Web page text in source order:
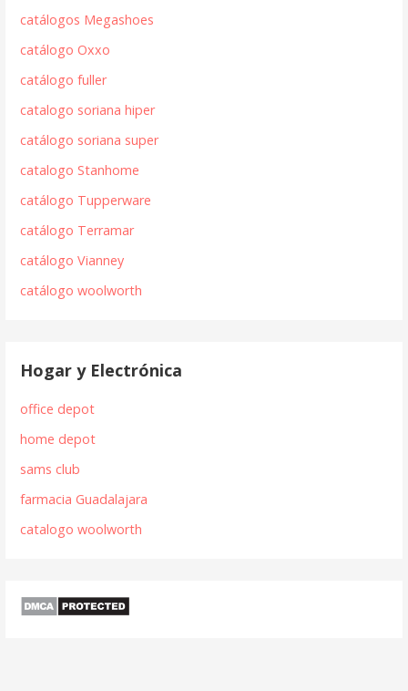
catálogos Megashoes
catálogo Oxxo
catálogo fuller
catalogo soriana hiper
catálogo soriana super
catalogo Stanhome
catálogo Tupperware
catálogo Terramar
catálogo Vianney
catálogo woolworth
Hogar y Electrónica
office depot
home depot
sams club
farmacia Guadalajara
catalogo woolworth